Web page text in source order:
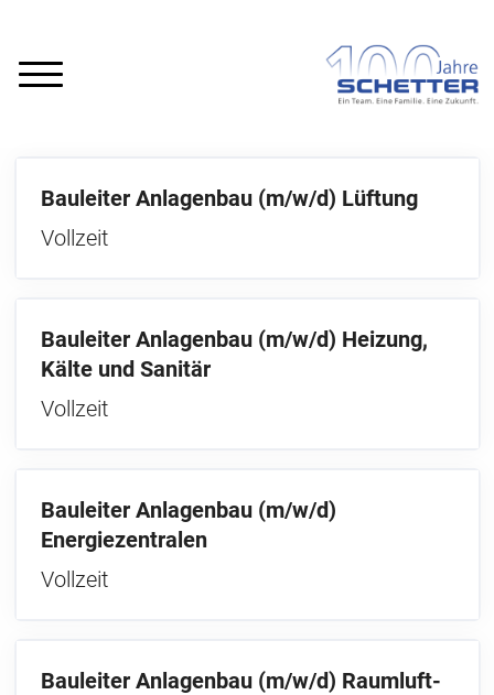
Bauleiter Anlagenbau (m/w/d) Lüftung
Vollzeit
Bauleiter Anlagenbau (m/w/d) Heizung,
Kälte und Sanitär
Vollzeit
Bauleiter Anlagenbau (m/w/d)
Energiezentralen
Vollzeit
Bauleiter Anlagenbau (m/w/d) Raumluft-